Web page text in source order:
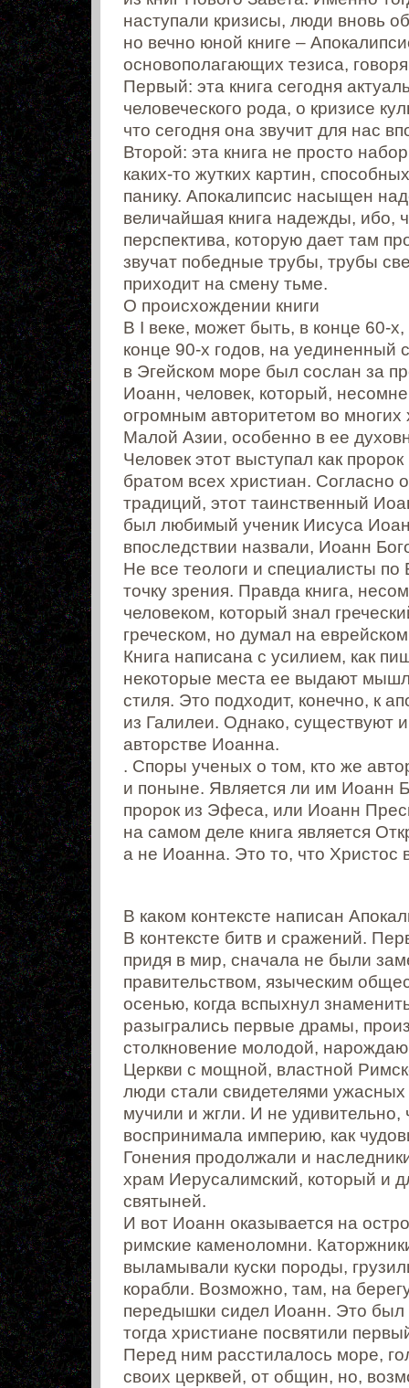
наступали кризисы, люди вновь
но вечно юной книге –
основополагающих тезиса, говоря
Первый: эта книга сегодня
человеческого рода, о кризисе
что сегодня она звучит для нас
Второй: эта книга не просто
каких-то жутких картин,
панику. Апокалипсис насыщен
величайшая книга надежды, ибо,
перспектива, которую дает там
звучат победные трубы, трубы
приходит на смену тьме.
О происхождении книги
В I веке, может быть, в конце 60-
конце 90-х годов, на уединенный
в Эгейском море был сослан за
Иоанн, человек, который,
огромным авторитетом во
Малой Азии, особенно в ее
Человек этот выступал как
братом всех христиан. Согласно
традиций, этот таинственный
был любимый ученик Иисуса
впоследствии назвали, Иоанн
Не все теологи и специалисты по
точку зрения. Правда книга,
человеком, который знал
греческом, но думал на
Книга написана с усилием, как
некоторые места ее выдают
стиля. Это подходит, конечно, к
из Галилеи. Однако, существуют
авторстве Иоанна.
. Споры ученых о том, кто же
и поныне. Является ли им Иоанн
пророк из Эфеса, или Иоанн
на самом деле книга является
а не Иоанна. Это то, что Христос
В каком контексте написан
В контексте битв и сражений.
придя в мир, сначала не были
правительством, языческим
осенью, когда вспыхнул
разыгрались первые драмы,
столкновение молодой,
Церкви с мощной, властной
люди стали свидетелями
мучили и жгли. И не удивительно,
воспринимала империю, как
Гонения продолжали и
храм Иерусалимский, который и
святыней.
И вот Иоанн оказывается на
римские каменоломни.
выламывали куски породы,
корабли. Возможно, там, на
передышки сидел Иоанн. Это был
тогда христиане посвятили
Перед ним расстилалось море,
своих церквей, от общин, но,